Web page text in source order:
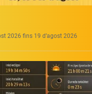
2026 fins 19 d’agost 2026